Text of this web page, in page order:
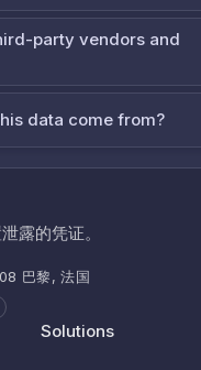
party vendors and
data come from?
露的凭证。
巴黎, 法国
Solutions